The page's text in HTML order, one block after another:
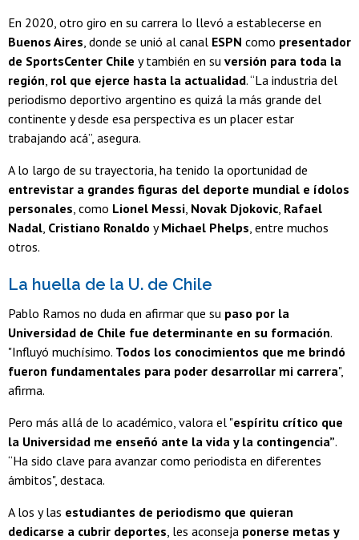
En 2020, otro giro en su carrera lo llevó a establecerse en
Buenos Aires, donde se unió al canal ESPN como presentador
de SportsCenter Chile y también en su versión para toda la
región, rol que ejerce hasta la actualidad. “La industria del
periodismo deportivo argentino es quizá la más grande del
continente y desde esa perspectiva es un placer estar
trabajando acá”, asegura.
A lo largo de su trayectoria, ha tenido la oportunidad de
entrevistar a grandes figuras del deporte mundial e ídolos
personales, como Lionel Messi, Novak Djokovic, Rafael
Nadal, Cristiano Ronaldo yMichael Phelps, entre muchos
otros.
La huella de la U. de Chile
Pablo Ramos no duda en afirmar que su paso por la
Universidad de Chile fue determinante en su formación.
"Influyó muchísimo. Todos los conocimientos que me brindó
fueron fundamentales para poder desarrollar mi carrera",
afirma.
Pero más allá de lo académico, valora el "espíritu crítico que
la Universidad me enseñó ante la vida y la contingencia”.
“Ha sido clave para avanzar como periodista en diferentes
ámbitos", destaca.
A los y las estudiantes de periodismo que quieran
dedicarse a cubrir deportes , les aconseja ponerse metas y